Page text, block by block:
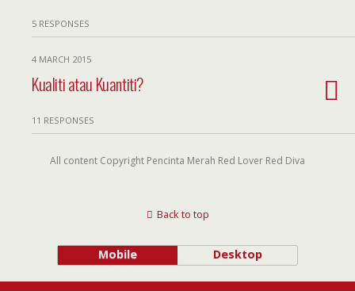
5 RESPONSES
4 MARCH 2015
Kualiti atau Kuantiti?
11 RESPONSES
All content Copyright Pencinta Merah Red Lover Red Diva
Back to top
Mobile Desktop